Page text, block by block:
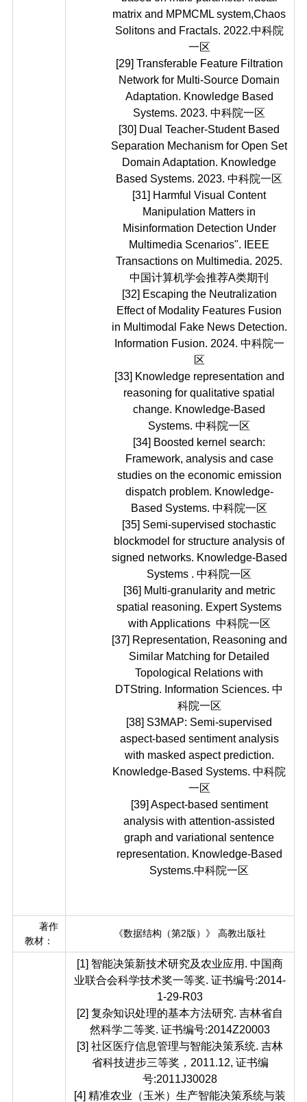
matrix and MPMCML system,Chaos
Solitons and Fractals. 2022.中科院
一区
[29] Transferable Feature Filtration
Network for Multi-Source Domain
Adaptation. Knowledge Based
Systems. 2023. 中科院一区
[30] Dual Teacher-Student Based
Separation Mechanism for Open Set
Domain Adaptation. Knowledge
Based Systems. 2023. 中科院一区
[31] Harmful Visual Content
Manipulation Matters in
Misinformation Detection Under
Multimedia Scenarios". IEEE
Transactions on Multimedia. 2025.
中国计算机学会推荐A类期刊
[32] Escaping the Neutralization
Effect of Modality Features Fusion
in Multimodal Fake News Detection.
Information Fusion. 2024. 中科院一
区
[33] Knowledge representation and
reasoning for qualitative spatial
change. Knowledge-Based
Systems. 中科院一区
[34] Boosted kernel search:
Framework, analysis and case
studies on the economic emission
dispatch problem. Knowledge-
Based Systems. 中科院一区
[35] Semi-supervised stochastic
blockmodel for structure analysis of
signed networks. Knowledge-Based
Systems . 中科院一区
[36] Multi-granularity and metric
spatial reasoning. Expert Systems
with Applications 中科院一区
[37] Representation, Reasoning and
Similar Matching for Detailed
Topological Relations with
DTString. Information Sciences. 中
科院一区
[38] S3MAP: Semi-supervised
aspect-based sentiment analysis
with masked aspect prediction.
Knowledge-Based Systems. 中科院
一区
[39] Aspect-based sentiment
analysis with attention-assisted
graph and variational sentence
representation. Knowledge-Based
Systems.中科院一区
著作
教材：
《数据结构（第2版）》 高教出版社
[1] 智能决策新技术研究及农业应用. 中国商
业联合会科学技术奖一等奖. 证书编号:2014-
1-29-R03
[2] 复杂知识处理的基本方法研究. 吉林省自
然科学二等奖. 证书编号:2014Z20003
[3] 社区医疗信息管理与智能决策系统. 吉林
省科技进步三等奖，2011.12, 证书编
号:2011J30028
[4] 精准农业（玉米）生产智能决策系统与装